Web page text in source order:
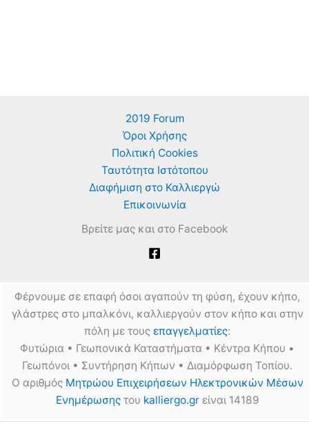
2019 Forum
Όροι Χρήσης
Πολιτική Cookies
Ταυτότητα Ιστότοπου
Διαφήμιση στο Καλλιεργώ
Επικοινωνία
Βρείτε μας και στο Facebook
Φέρνουμε σε επαφή όσοι αγαπούν τη φύση, έχουν κήπο,
γλάστρες στο μπαλκόνι, καλλιεργούν στον κήπο και στην
πόλη με τους επαγγελματίες:
Φυτώρια • Γεωπονικά Καταστήματα • Κέντρα Κήπου •
Γεωπόνοι • Συντήρηση Κήπων • Διαμόρφωση Τοπίου.
Ο αριθμός Μητρώου Επιχειρήσεων Ηλεκτρονικών Μέσων
Ενημέρωσηςτου kalliergo.grείναι 14189